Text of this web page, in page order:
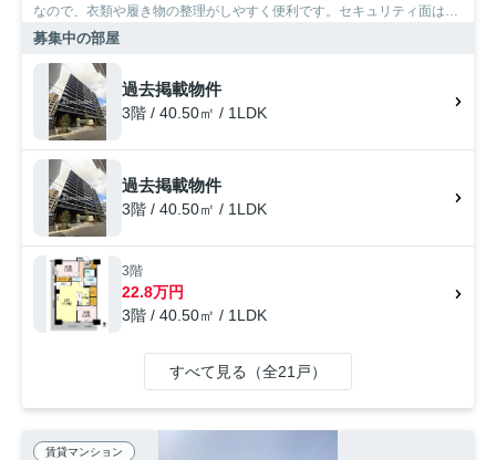
なので、衣類や履き物の整理がしやすく便利です。セキュリティ面は、
TVインターホン・オートロックなど充実しているので、防犯対策もばっ
す。大阪市浪速区での住まい探しなら、まずはお気軽にお声かけ下さ
い。
募集中の部屋
過去掲載物件
3階 / 40.50㎡ / 1LDK
過去掲載物件
3階 / 40.50㎡ / 1LDK
3階
22.8万円
3階 / 40.50㎡ / 1LDK
すべて見る（全21戸）
賃貸マンション